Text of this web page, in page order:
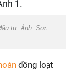
tư. Ảnh: Sơn
đồng loạt